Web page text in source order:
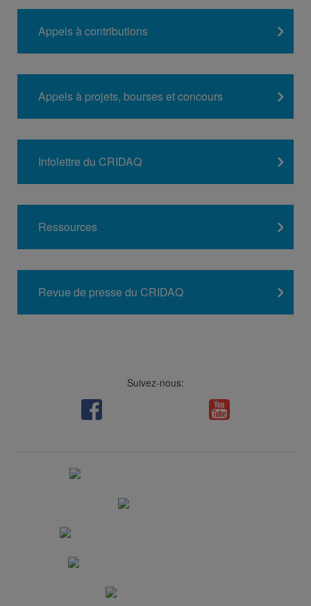
Appels à contributions
Appels à projets, bourses et concours
Infolettre du CRIDAQ
Ressources
Revue de presse du CRIDAQ
Suivez-nous:
Facebook Soundcloud
Youtube